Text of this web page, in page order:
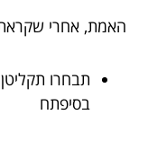
האמת, אחרי
תבחרו
בסיפתח